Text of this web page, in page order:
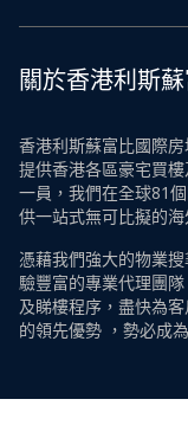
關於香港利斯
香港利斯蘇富比國際
提供香港各區豪宅買
一員，我們在全球81
供一站式無可比擬的
憑藉我們強大的物業
驗豐富的專業代理團
及睇樓程序，盡快為
的領先優勢 ，勢必成